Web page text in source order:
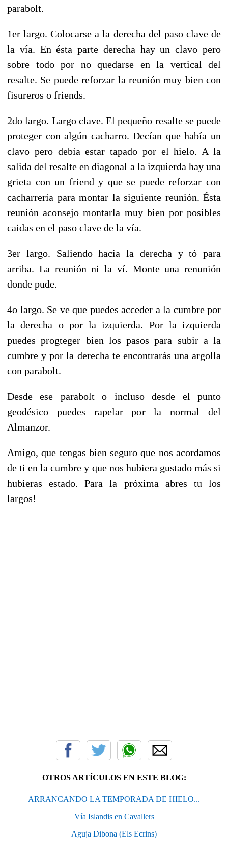
parabolt.
1er largo. Colocarse a la derecha del paso clave de
la vía. En ésta parte derecha hay un clavo pero
sobre todo por no quedarse en la vertical del
resalte. Se puede reforzar la reunión muy bien con
fisureros o friends.
2do largo. Largo clave. El pequeño resalte se puede
proteger con algún cacharro. Decían que había un
clavo pero debía estar tapado por el hielo. A la
salida del resalte en diagonal a la izquierda hay una
grieta con un friend y que se puede reforzar con
cacharrería para montar la siguiente reunión. Ésta
reunión aconsejo montarla muy bien por posibles
caidas en el paso clave de la vía.
3er largo. Saliendo hacia la derecha y tó para
arriba. La reunión ni la ví. Monte una renunión
donde pude.
4o largo. Se ve que puedes acceder a la cumbre por
la derecha o por la izquierda. Por la izquierda
puedes progteger bien los pasos para subir a la
cumbre y por la derecha te encontrarás una argolla
con parabolt.
Desde ese parabolt o incluso desde el punto
geodésico puedes rapelar por la normal del
Almanzor.
Amigo, que tengas bien seguro que nos acordamos
de ti en la cumbre y que nos hubiera gustado más si
hubieras estado. Para la próxima abres tu los
largos!
OTROS ARTÍCULOS EN ESTE BLOG:
ARRANCANDO LA TEMPORADA DE HIELO...
Vía Islandis en Cavallers‏
Aguja Dibona (Els Ecrins)